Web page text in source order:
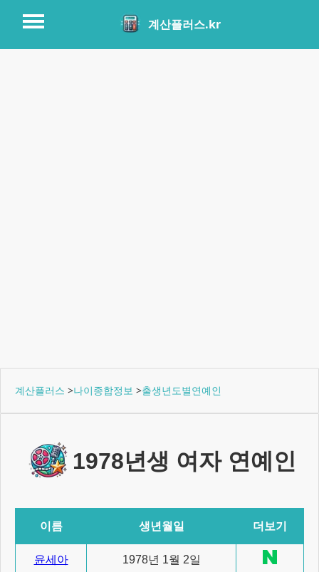
계산플러스.kr
계산플러스 >나이종합정보 >출생년도별연예인
1978년생 여자 연예인
이름 생년월일 더보기
윤세아 1978년 1월 2일